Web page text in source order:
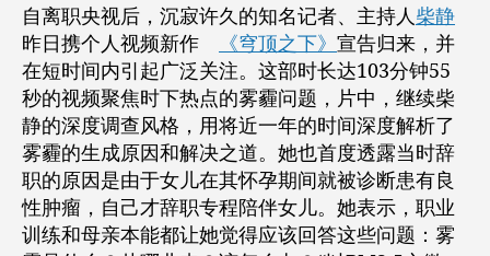
环
保
标
志
设
计
自离职央视后，沉寂许久的知名记者、主持人柴静
昨日携个人视频新作
《穹顶之下》 宣告归来，并
在短时间内引起广泛关注。这部时长达103分钟55
秒的视频聚焦时下热点的雾霾问题，片中，继续柴
静的深度调查风格，用将近一年的时间深度解析了
雾霾的生成原因和解决之道。她也首度透露当时辞
职的原因是由于女儿在其怀孕期间就被诊断患有良
性肿瘤，自己才辞职专程陪伴女儿。她表示，职业
训练和母亲本能都让她觉得应该回答这些问题：雾